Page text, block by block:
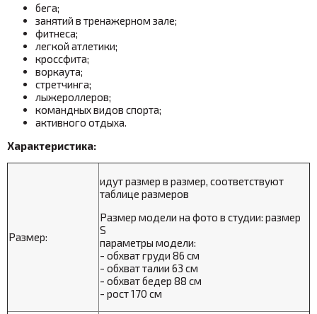
бега;
занятий в тренажерном зале;
фитнеса;
легкой атлетики;
кроссфита;
воркаута;
стретчинга;
лыжероллеров;
командных видов спорта;
активного отдыха.
Характеристика:
Размер:
идут размер в размер, соответствуют
таблице размеров
Размер модели на фото в студии: размер
S
параметры модели:
- обхват груди 86 см
- обхват талии 63 см
- обхват бедер 88 см
- рост 170 см